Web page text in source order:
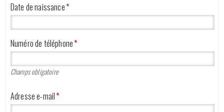
Date de naissance*
Numéro de téléphone*
Champs obligatoire
Adresse e-mail*